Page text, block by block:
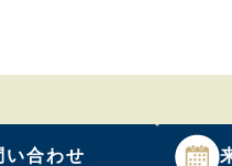
い合わせ